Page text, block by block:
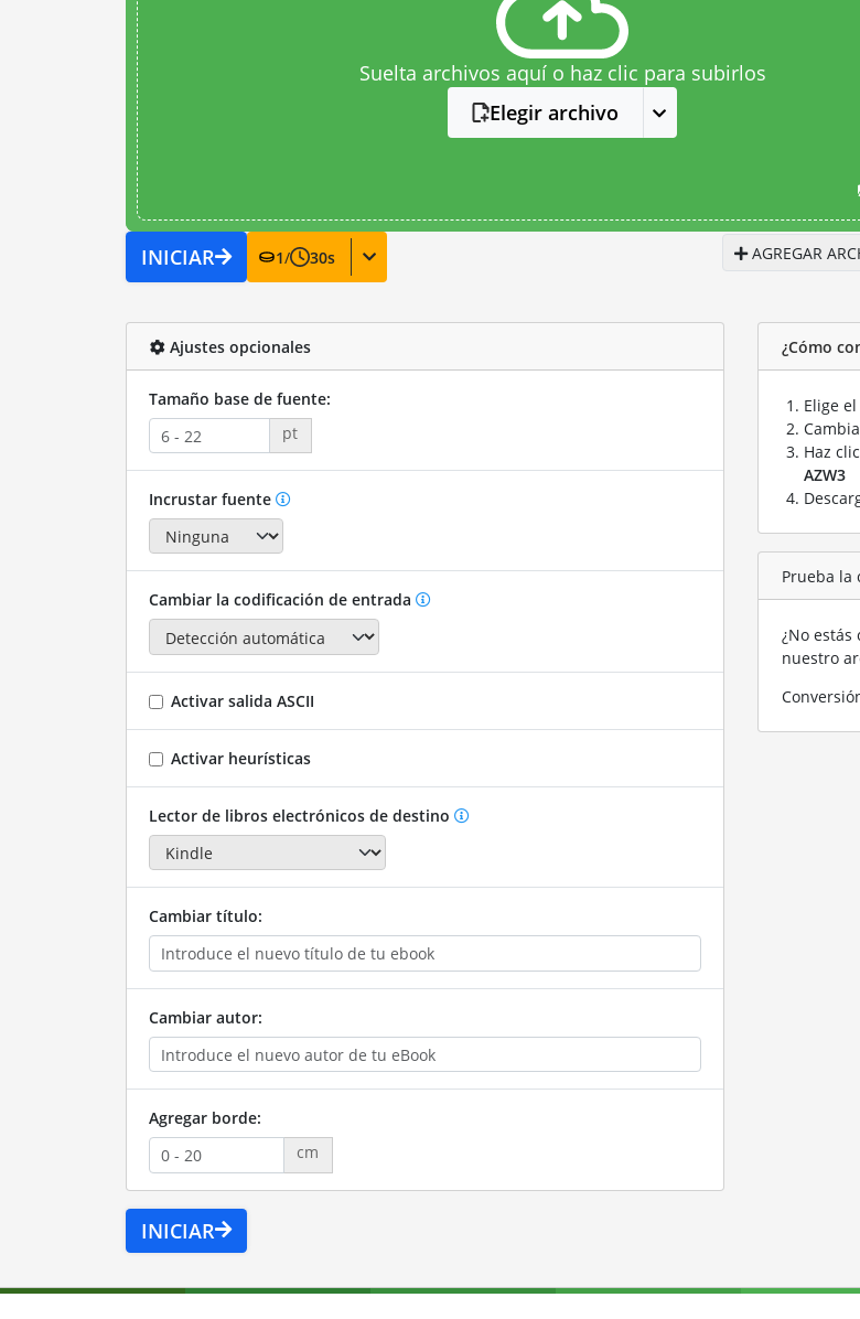
Suelta archivos aquí o haz clic para subirlos
Elegir archivo
INICIAR 1/ 30s AGREGAR
Ajustes opcionales
Tamaño base de fuente:
pt
Incrustar fuente
Cambiar la codificación de entrada
Activar salida ASCII
Activar heurísticas
Lector de libros electrónicos de destino
Cambiar título:
Cambiar autor:
Agregar borde:
cm
INICIAR
¿Cómo
Elige
Haz
AZW3
Prueba la
¿No
nuestro